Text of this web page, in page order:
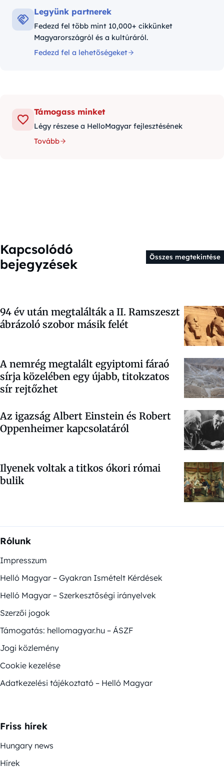
Legyünk partnerek
Fedezd fel több mint 10,000+ cikkünket
Magyarországról és a kultúráról.
Fedezd fel a lehetőségeket
Támogass minket
Légy részese a HelloMagyar fejlesztésének
Tovább
Kapcsolódó
bejegyzések
Összes megtekintése
94 év után megtalálták a II. Ramszeszt
ábrázoló szobor másik felét
A nemrég megtalált egyiptomi fáraó
sírja közelében egy újabb, titokzatos
sír rejtőzhet
Az igazság Albert Einstein és Robert
Oppenheimer kapcsolatáról
Ilyenek voltak a titkos ókori római
bulik
Rólunk
Impresszum
Helló Magyar – Gyakran Ismételt Kérdések
Helló Magyar – Szerkesztőségi irányelvek
Szerzői jogok
Támogatás: hellomagyar.hu – ÁSZF
Jogi közlemény
Cookie kezelése
Adatkezelési tájékoztató – Helló Magyar
Friss hírek
Hungary news
Hírek